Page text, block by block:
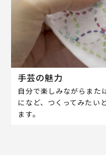
手芸の魅力
自分で楽しみながらまた
になど、つくってみたい
ます。